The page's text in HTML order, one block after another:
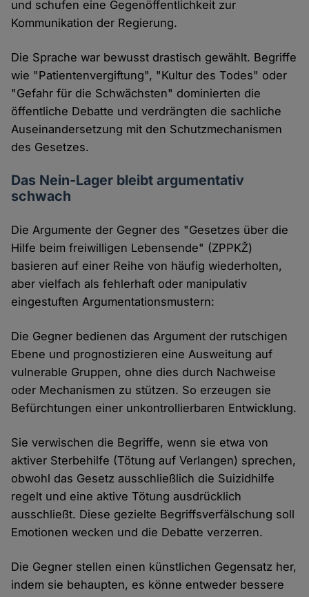
und schufen eine Gegenöffentlichkeit zur
Kommunikation der Regierung.
Die Sprache war bewusst drastisch gewählt. Begriffe
wie "Patientenvergiftung", "Kultur des Todes" oder
"Gefahr für die Schwächsten" dominierten die
öffentliche Debatte und verdrängten die sachliche
Auseinandersetzung mit den Schutzmechanismen
des Gesetzes.
Das Nein-Lager bleibt argumentativ
schwach
Die Argumente der Gegner des "Gesetzes über die
Hilfe beim freiwilligen Lebensende" (ZPPKŽ)
basieren auf einer Reihe von häufig wiederholten,
aber vielfach als fehlerhaft oder manipulativ
eingestuften Argumentationsmustern:
Die Gegner bedienen das Argument der rutschigen
Ebene und prognostizieren eine Ausweitung auf
vulnerable Gruppen, ohne dies durch Nachweise
oder Mechanismen zu stützen. So erzeugen sie
Befürchtungen einer unkontrollierbaren Entwicklung.
Sie verwischen die Begriffe, wenn sie etwa von
aktiver Sterbehilfe (Tötung auf Verlangen) sprechen,
obwohl das Gesetz ausschließlich die Suizidhilfe
regelt und eine aktive Tötung ausdrücklich
ausschließt. Diese gezielte Begriffsverfälschung soll
Emotionen wecken und die Debatte verzerren.
Die Gegner stellen einen künstlichen Gegensatz her,
indem sie behaupten, es könne entweder bessere